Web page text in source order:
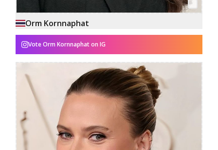
Orm Kornnaphat
VoteOrm Kornnaphaton IG